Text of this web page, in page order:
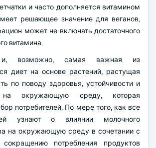
и часто дополняется витамином
решающее значение для веганов,
может не включать достаточного
витамина.
возможно, самая важная из
диет на основе растений, растущая
по поводу здоровья, устойчивости и
на окружающую среду, которая
потребителей. По мере того, как все
узнают о влиянии молочного
на окружающую среду в сочетании с
потребления продуктов